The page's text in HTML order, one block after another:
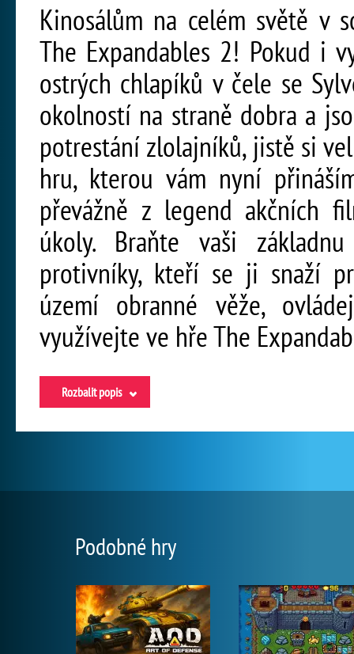
Kinosálům na celém světě v
The Expandables 2! Pokud i
ostrých chlapíků v čele se
okolností na straně dobra a
potrestání zlolajníků, jistě si
hru, kterou vám nyní
převážně z legend akčních
úkoly. Braňte vaši
protivníky, kteří se ji snaží
území obranné věže,
využívejte ve hře The
Rozbalit popis
Podobné hry